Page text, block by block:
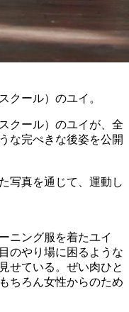
クール）のユイ。
クール）のユイが、全
な完ぺきな後姿を公開
写真を通じて、運動し
ニング服を着たユイ
のやり場に困るような
せている。ぜい肉ひと
ちろん女性からのため